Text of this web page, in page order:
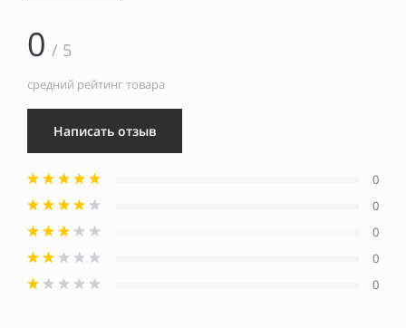
0 / 5
средний рейтинг товара
Написать отзыв
0
0
0
0
0